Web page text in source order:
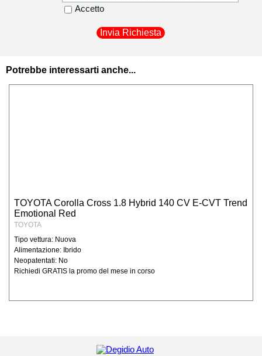
autorizza la Degidio Auto srl a comunicare i
recapito telefonico) ai corrieri di fiducia
presso il proprio indirizzo.
fornire chiarimenti in relazione alle finalità e
modalità di trattamento dei dati personali dei
possono essere comunicati e dei diritti da
personali. Raccolta dati personali funzionale
anagrafici, indirizzi e nominativi, recapiti
Accetto
Potrebbe interessarti anche...
TOYOTA Corolla Cross 1.8 Hybrid 140 CV E-CVT Trend
Emotional Red
TOYOTA
Tipo vettura: Nuova
Alimentazione: Ibrido
Neopatentati: No
Richiedi GRATIS la promo del mese in corso